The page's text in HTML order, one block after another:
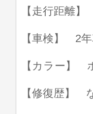
【走行距離
【車検】 2
【カラー】
【修復歴】